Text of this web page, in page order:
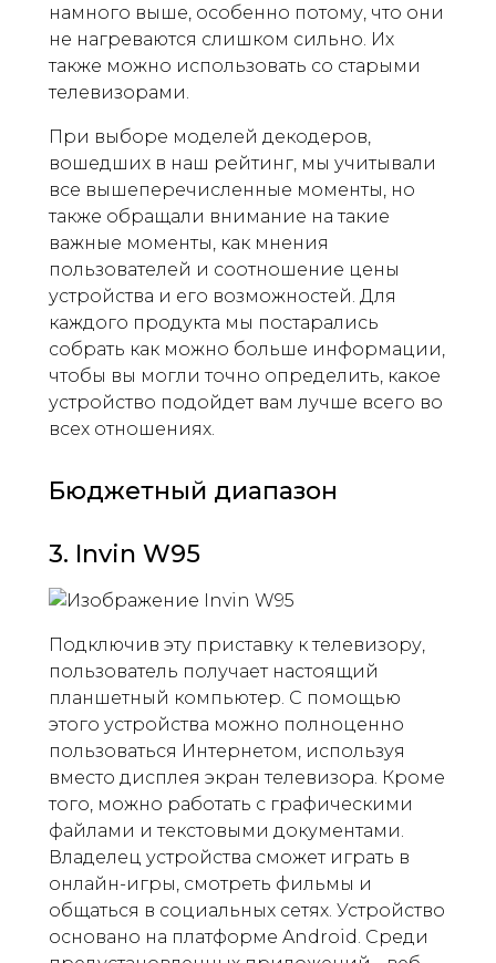
намного выше, особенно потому, что они
не нагреваются слишком сильно. Их
также можно использовать со старыми
телевизорами.
При выборе моделей декодеров,
вошедших в наш рейтинг, мы учитывали
все вышеперечисленные моменты, но
также обращали внимание на такие
важные моменты, как мнения
пользователей и соотношение цены
устройства и его возможностей. Для
каждого продукта мы постарались
собрать как можно больше информации,
чтобы вы могли точно определить, какое
устройство подойдет вам лучше всего во
всех отношениях.
Бюджетный диапазон
3. Invin W95
Подключив эту приставку к телевизору,
пользователь получает настоящий
планшетный компьютер. С помощью
этого устройства можно полноценно
пользоваться Интернетом, используя
вместо дисплея экран телевизора. Кроме
того, можно работать с графическими
файлами и текстовыми документами.
Владелец устройства сможет играть в
онлайн-игры, смотреть фильмы и
общаться в социальных сетях. Устройство
основано на платформе Android. Среди